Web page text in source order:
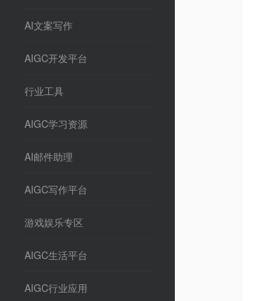
AI文案写作
AIGC开发平台
行业工具
AIGC学习资源
AI邮件助理
AIGC写作平台
游戏娱乐专区
AIGC生活平台
AIGC行业应用